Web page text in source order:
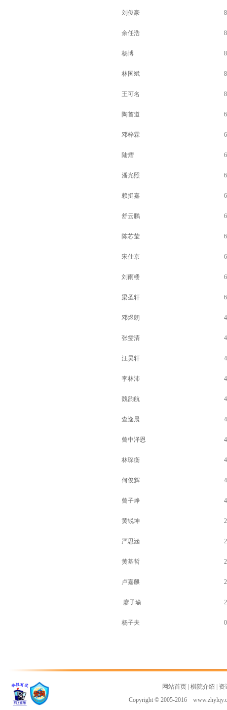
刘俊豪 8
余任浩 8
杨博 8
林国斌 8
王可名 8
陶首道 6
邓梓霖 6
陆熠 6
潘光照 6
赖挺嘉 6
舒云鹏 6
陈芯莹 6
宋仕京 6
刘雨楼 6
梁圣轩 6
邓煜朗 4
张雯清 4
汪昊轩 4
李林沛 4
魏韵航 4
查逸晨 4
曾中泽恩 4
林琛衡 4
何俊辉 4
曾子峥 4
黄锐坤 2
严思涵 2
黄基哲 2
卢嘉麒 2
廖子瑜 2
杨子夫 0
网站首页 棋院介绍
资
Copyright © 2005-2016